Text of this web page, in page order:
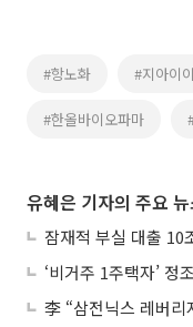
#항노화 #지아이
#한올바이오파마
유혜은 기자의 주요
잠재적 부실 대출